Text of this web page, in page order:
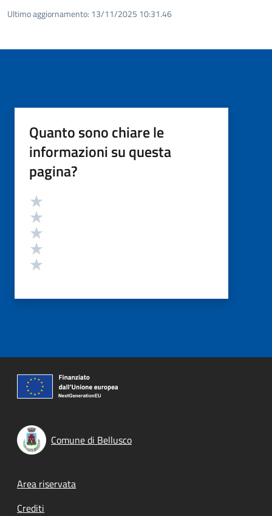
Ultimo aggiornamento: 13/11/2025 10:31.46
Quanto sono chiare le
informazioni su questa
pagina?
Valutazione
Comune di Bellusco
Footer menu
Area riservata
Crediti